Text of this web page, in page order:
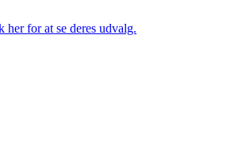
her for at se deres udvalg.